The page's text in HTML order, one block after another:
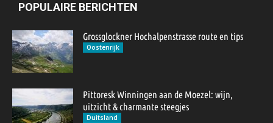
POPULAIRE BERICHTEN
Grossglockner Hochalpenstrasse route en tips
Oostenrijk
Pittoresk Winningen aan de Moezel: wijn,
uitzicht & charmante steegjes
Duitsland